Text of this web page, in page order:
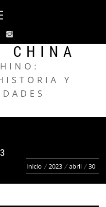
CHINA
Y
Inicio 2023 abril 30